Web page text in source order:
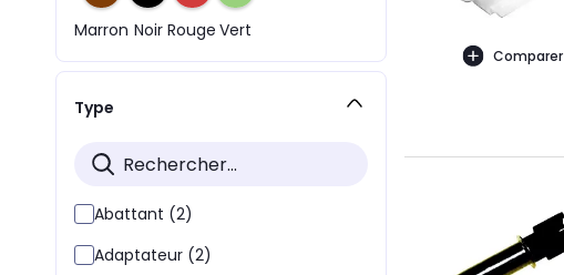
Marron Noir Rouge Vert
Type
Abattant (2)
Adaptateur (2)
Comparer